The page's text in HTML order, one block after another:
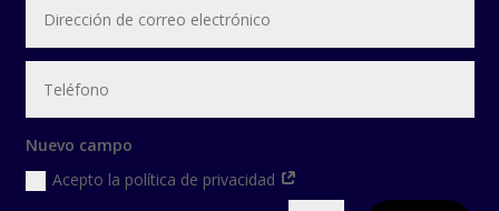
Nuevo campo
Acepto la política de privacidad